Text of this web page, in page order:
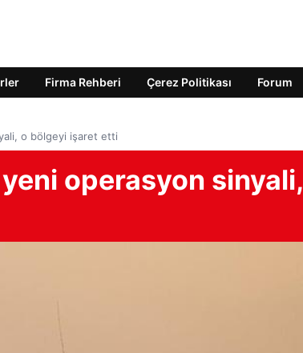
Firma Rehberi Çerez Politikası Forum
o bölgeyi işaret etti
operasyon sinyali,